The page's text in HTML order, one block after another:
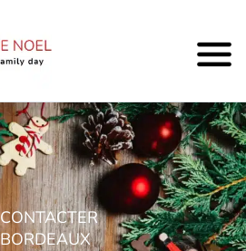
CONTACTER
BORDEAUX